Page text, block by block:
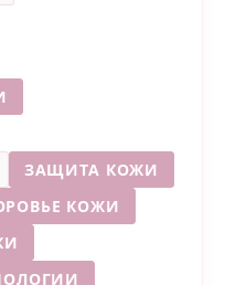
ЗАЩИТА КОЖИ
КОЖИ